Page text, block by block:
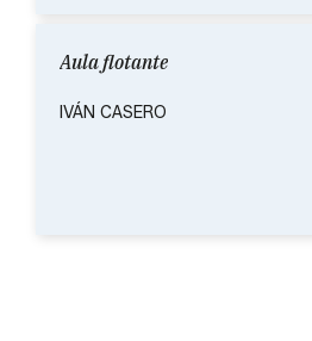
Aula flotante
IVÁN CASERO